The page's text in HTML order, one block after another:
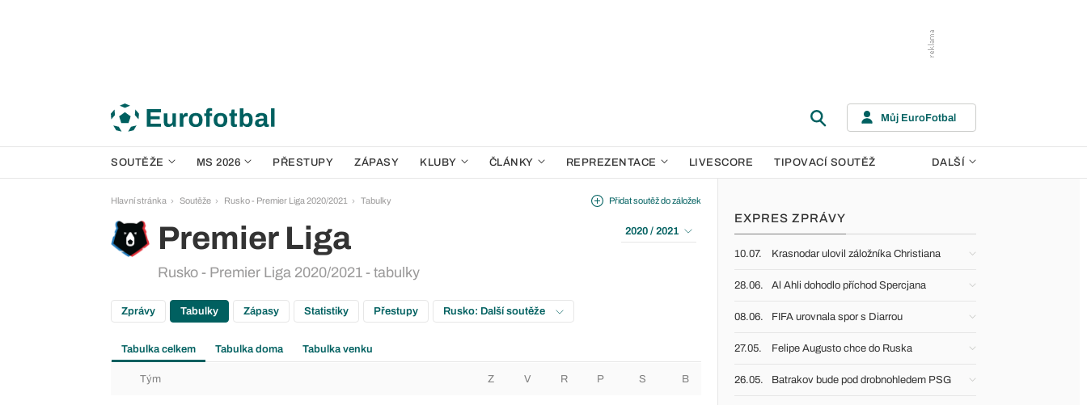
Můj EuroFotbal
SOUTĚŽE MS 2026 PŘESTUPY ZÁPASY KLUBY ČLÁNKY REPREZENTACE LIVESCORE TIPOVACÍ SOUTĚŽ DALŠÍ
Hlavní stránka Soutěže Rusko - Premier Liga 2020/2021 Tabulky
Premier Liga
Rusko - Premier Liga 2020/2021 - tabulky
Přidat soutěž do záložek
2020 / 2021
Zprávy Tabulky Zápasy Statistiky Přestupy Rusko: Další soutěže
Tabulka celkem Tabulka doma Tabulka venku
Tým Z V R P S B
EXPRES ZPRÁVY
10.07. Krasnodar ulovil záložníka Christiana
28.06. Al Ahli dohodlo příchod Spercjana
08.06. FIFA urovnala spor s Diarrou
27.05. Felipe Augusto chce do Ruska
26.05. Batrakov bude pod drobnohledem PSG